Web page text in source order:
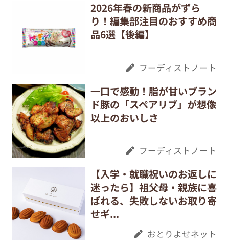
2026年春の新商品がずら
り！編集部注目のおすすめ商
品6選【後編】
フーディストノート
一口で感動！脂が甘いブラン
ド豚の「スペアリブ」が想像
以上のおいしさ
フーディストノート
【入学・就職祝いのお返しに
迷ったら】祖父母・親族に喜
ばれる、失敗しないお取り寄
せギ...
おとりよせネット